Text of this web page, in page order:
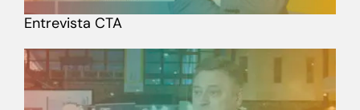
Entrevista CTA